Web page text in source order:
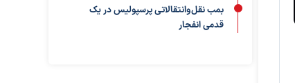
بمب نقل‌وانتقالاتی پرسپولیس در یک
قدمی انفجار